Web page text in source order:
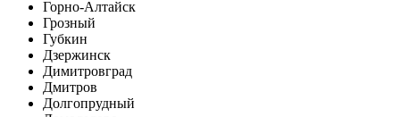
Горно-Алтайск
Грозный
Губкин
Дзержинск
Димитровград
Дмитров
Долгопрудный